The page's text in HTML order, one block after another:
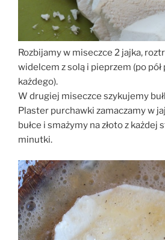
Rozbijamy w miseczce 2 jajka,
widelcem z solą i pieprzem (po pół
każdego).
W drugiej miseczce szykujemy
Plaster purchawki zamaczamy w
bułce i smażymy na złoto z każdej
minutki.